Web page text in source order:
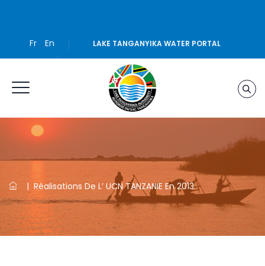
Fr En LAKE TANGANYIKA WATER PORTAL
| Réalisations De L’ UCN TANZANIE En 2013